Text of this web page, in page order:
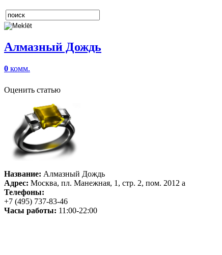
Алмазный Дождь
0 комм.
Оценить статью
Название: Алмазный Дождь
Адрес: Москва, пл. Манежная, 1, стр. 2, пом. 2012 а
Телефоны:
+7 (495) 737-83-46
Часы работы: 11:00-22:00